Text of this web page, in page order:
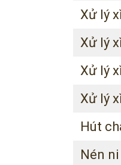
Xử lý
Xử lý
Xử lý
Xử lý
Hút
Nén